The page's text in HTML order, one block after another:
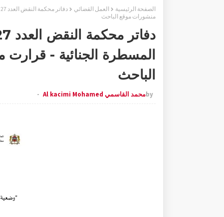
الصفحة الرئيسية العمل القضائي
منشورات موقع الباحث
المسطرة الجنائية -
الباحث
byمحمد القاسمي Al kacimi Mohamed